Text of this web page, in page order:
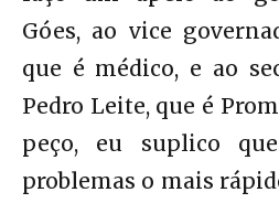
Góes, ao vice
que é médico, e ao
Pedro Leite, que é
peço, eu suplico
problemas o mais